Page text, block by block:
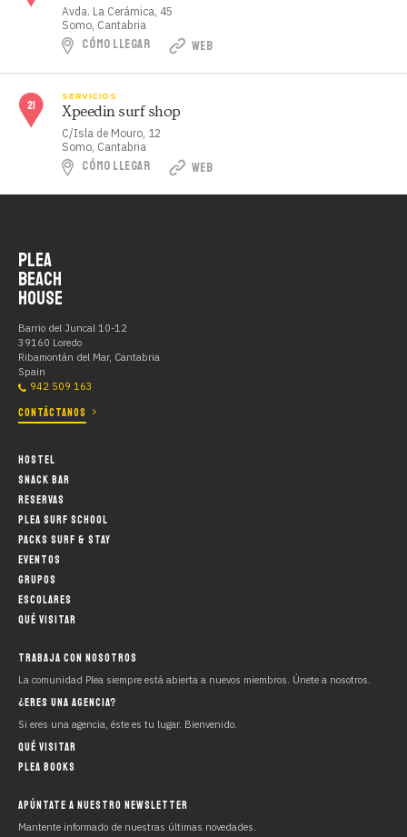
Avda. La Cerámica, 45
Somo, Cantabria
CÓMO LLEGAR WEB
SERVICIOS
Xpeedin surf shop
C/Isla de Mouro, 12
Somo, Cantabria
CÓMO LLEGAR WEB
PLEA
BEACH
HOUSE
Barrio del Juncal 10-12
39160 Loredo
Ribamontán del Mar, Cantabria
Spain
942 509 163
CONTÁCTANOS
HOSTEL
SNACK BAR
RESERVAS
PLEA SURF SCHOOL
PACKS SURF & STAY
EVENTOS
GRUPOS
ESCOLARES
QUÉ VISITAR
TRABAJA CON NOSOTROS
La comunidad Plea siempre está abierta a nuevos miembros. Únete a nosotros.
¿ERES UNA AGENCIA?
Si eres una agencia, éste es tu lugar. Bienvenido.
QUÉ VISITAR
PLEA BOOKS
APÚNTATE A NUESTRO NEWSLETTER
Mantente informado de nuestras últimas novedades.